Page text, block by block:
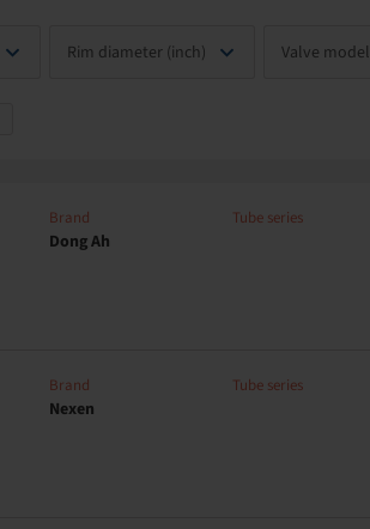
Rim diameter (inch) Valve model
Brand
Dong Ah
Tube series
Brand
Nexen
Tube series